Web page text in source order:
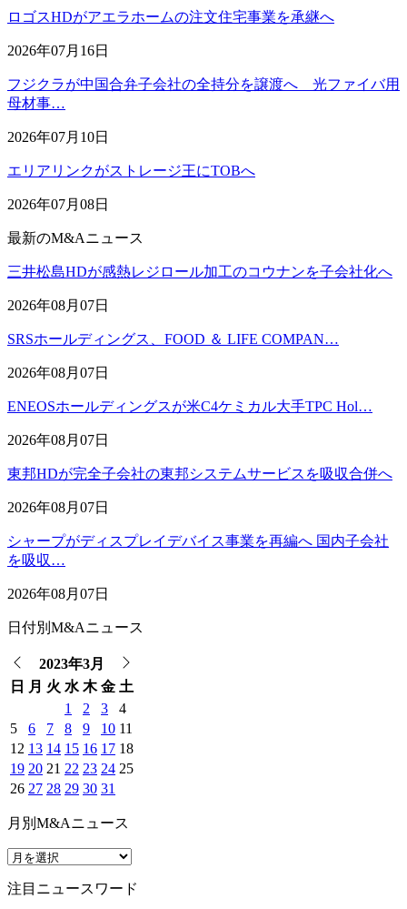
ロゴスHDがアエラホームの注文住宅事業を承継へ
2026年07月16日
フジクラが中国合弁子会社の全持分を譲渡へ 光ファイバ用
母材事…
2026年07月10日
エリアリンクがストレージ王にTOBへ
2026年07月08日
最新のM&Aニュース
三井松島HDが感熱レジロール加工のコウナンを子会社化へ
2026年08月07日
SRSホールディングス、FOOD ＆ LIFE COMPAN…
2026年08月07日
ENEOSホールディングスが米C4ケミカル大手TPC Hol…
2026年08月07日
東邦HDが完全子会社の東邦システムサービスを吸収合併へ
2026年08月07日
シャープがディスプレイデバイス事業を再編へ 国内子会社
を吸収…
2026年08月07日
日付別M&Aニュース
2023年3月
日 月 火 水 木 金 土
1
2 3
4
5
6 7 8 9 10 11
12 13 14 15 16 17 18
19 20 21 22 23 24 25
26 27 28 29 30 31
月別M&Aニュース
注目ニュースワード